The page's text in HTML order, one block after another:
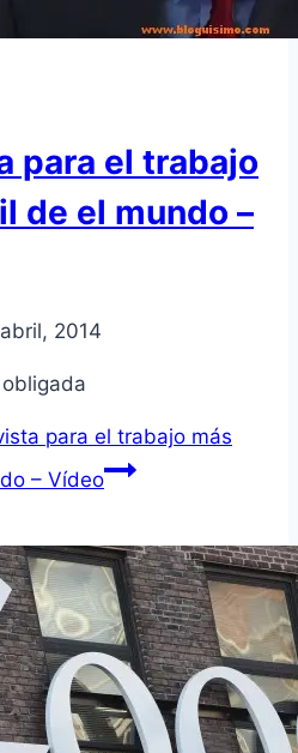
para el trabajo
de el mundo –
2014
para el trabajo más
– Vídeo